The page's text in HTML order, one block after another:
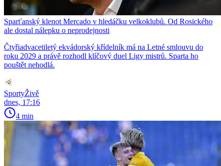
Sparťanský klenot Mercado v hledáčku velkoklubů. Od Rosického
ale dostal nálepku o neprodejnosti
Čtyřiadvacetiletý ekvádorský křídelník má na Letné smlouvu do
roku 2029 a právě rozhodl klíčový duel Ligy mistrů. Sparta ho
pouštět nehodlá.
SportyŽivě
dnes, 17:16
4 min